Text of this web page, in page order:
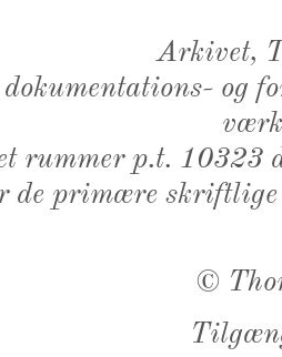
Arkivet,
dokumentations- og
rummer p.t. 10323
de primære
©